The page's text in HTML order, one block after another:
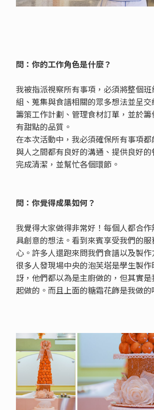
問：你的工作角色是什麼？
我被指派視察所有事項，必須將整個
組、蒐集與食譜相關的眾多想法並呈
籌策工作計劃、管理食材訂單，並於
有甜點的品質。
在本次活動中，我必須確保所有事項
與人之間都有良好的溝通、提供良好
完成清潔，並幫忙各個環節。
問：你覺得成果如何？
我覺得大家做得非常好！每個人都合
具創意的想法。看到來賓享受我們的
心。許多人還跑來問我們食譜以及製作
很多人發現場中央的泡芙塔是學生製
訝，他們都以為是主廚做的，但其實
起做的。而且上面的糖霜花飾是我做的